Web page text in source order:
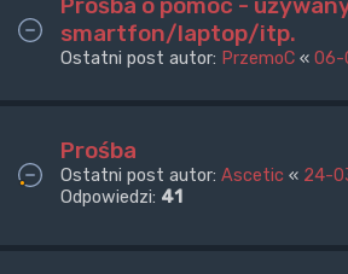
smartfon/laptop/itp.
Ostatni post autor: PrzemoC « 06-
Prośba
Ostatni post autor: Ascetic « 24-
Odpowiedzi: 41